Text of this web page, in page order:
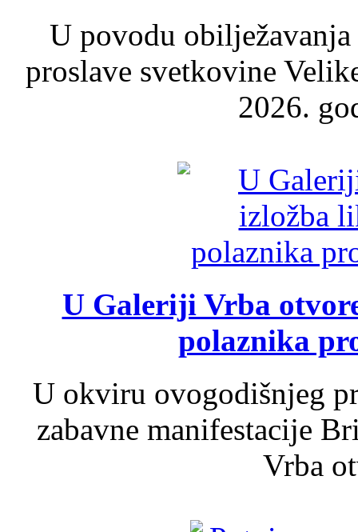
U povodu
proslave svetkovine
2026.
U Galeriji Vrba
polaznika
U okviru ovogodišnjeg
zabavne manifestacije
Vrba